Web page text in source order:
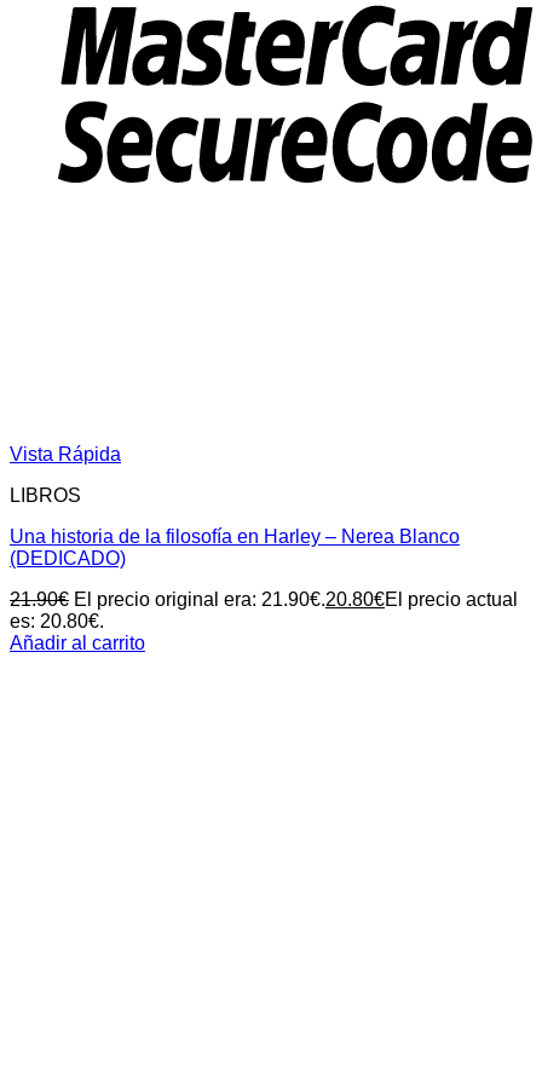
Vista Rápida
LIBROS
Una historia de la filosofía en Harley – Nerea Blanco
(DEDICADO)
21.90€ El precio original era: 21.90€.20.80€El precio actual
es: 20.80€.
Añadir al carrito